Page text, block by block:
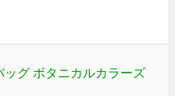
ッグ ボタニカルカラーズ